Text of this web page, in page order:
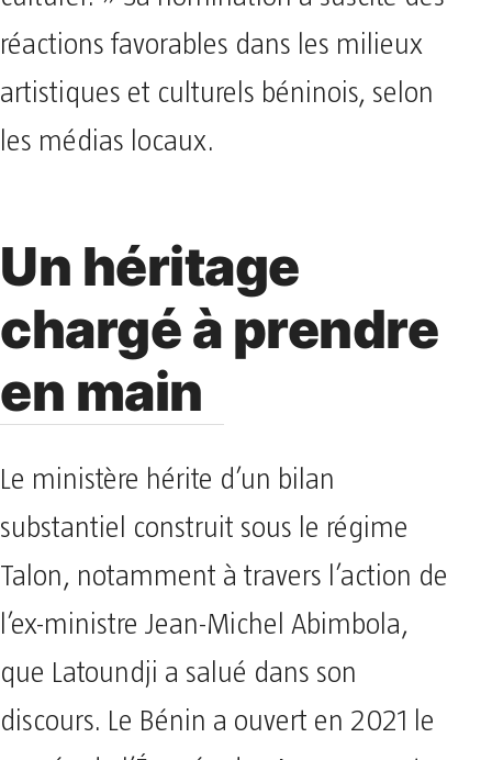
réactions favorables dans les milieux
artistiques et culturels béninois, selon
les médias locaux.
Un héritage
chargé à prendre
en main
Le ministère hérite d’un bilan
substantiel construit sous le régime
Talon, notamment à travers l’action de
l’ex-ministre Jean-Michel Abimbola,
que Latoundji a salué dans son
discours. Le Bénin a ouvert en 2021 le